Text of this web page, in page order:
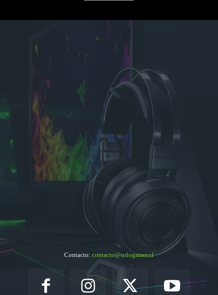
Contacto: contacto@sologamer.cl